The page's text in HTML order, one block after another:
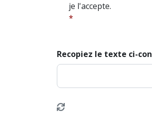
je l'accepte.
Recopiez le texte ci-